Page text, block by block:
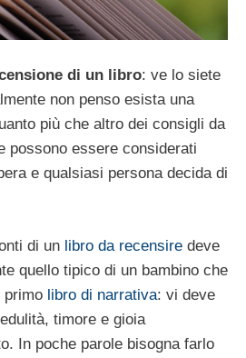
di un libro: ve lo siete
non penso esista una
più che altro dei consigli da
possono essere considerati
e qualsiasi persona decida di
di un libro da recensire deve
quello tipico di un bambino che
primo libro di narrativa: vi deve
timore e gioia
In poche parole bisogna farlo